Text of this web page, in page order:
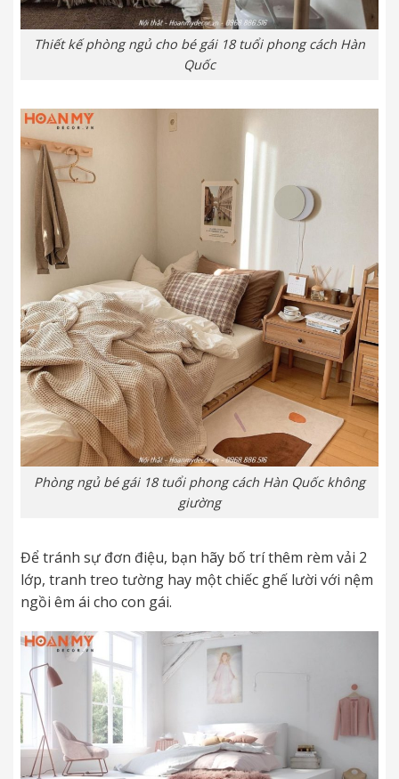
Thiết kế phòng ngủ cho bé gái 18 tuổi phong cách Hàn
Quốc
Phòng ngủ bé gái 18 tuổi phong cách Hàn Quốc không
giường
Để tránh sự đơn điệu, bạn hãy bố trí thêm rèm vải 2
lớp, tranh treo tường hay một chiếc ghế lười với nệm
ngồi êm ái cho con gái.